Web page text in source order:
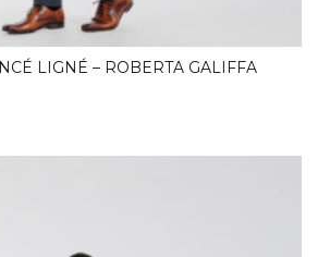
LIGNÉ – ROBERTA GALIFFA